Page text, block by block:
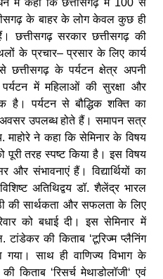
के बाहर के लोग केवल कुछ ही
छत्तीसगढ़ सरकार छत्तीसगढ़ की
के प्रचार– प्रसार के लिए कार्य
छत्तीसगढ़ के पर्यटन क्षेत्र अपनी
में महिलाओं की सुरक्षा और
है। पर्यटन से बौद्धिक शक्ति का
उपलब्ध होते हैं। समापन सत्र
माहोरे ने कहा कि सेमिनार के विषय
पूरी तरह स्पष्ट किया है। इस विषय
संभावनाएं हैं। विद्यार्थियों का
अतिथिद्वय डॉ. शैलेंद्र भारल
की सार्थकता और सफलता के लिए
को बधाई दी। इस सेमिनार में
टांडेकर की किताब ‘टूरिज्म प्लैनिंग
गया। साथ ही वाणिज्य विभाग के
किताब ‘रिसर्च मेथाडोलॉजी‘ एवं